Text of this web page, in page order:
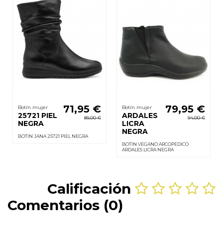
Botín mujer
25721 PIEL
NEGRA
71,95 €
89,00 €
BOTIN JANA 25721 PIEL NEGRA
Botín mujer
ARDALES
LICRA
NEGRA
79,95 €
94,00 €
BOTIN VEGANO ARCOPEDICO
ARDALES LICRA NEGRA
Calificación
Comentarios (0)